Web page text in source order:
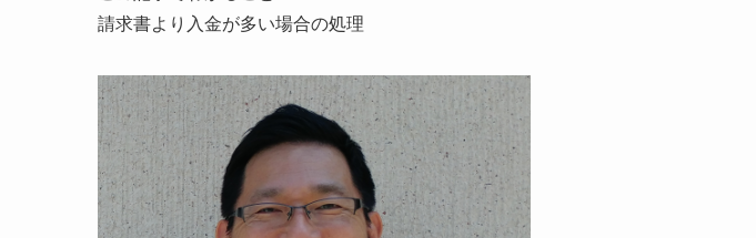
請求書より入金が多い場合の処理